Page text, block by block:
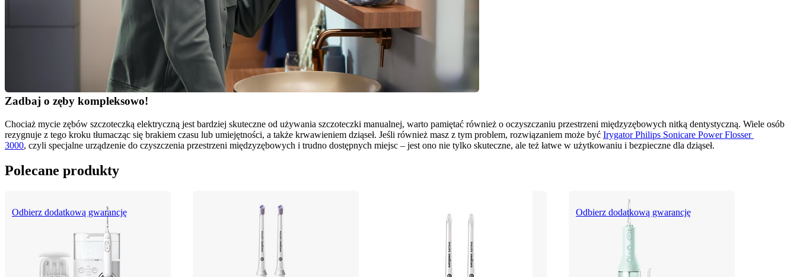
Zadbaj o zęby kompleksowo!
Chociaż mycie zębów szczoteczką elektryczną jest bardziej skuteczne od używania szczoteczki manualnej, warto pamiętać również o oczyszczaniu przestrzeni międzyzębowych nitką dentystyczną. Wiele osób
rezygnuje z tego kroku tłumacząc się brakiem czasu lub umiejętności, a także krwawieniem dziąseł. Jeśli również masz z tym problem, rozwiązaniem może być Irygator Philips Sonicare Power Flosser
3000, czyli specjalne urządzenie do czyszczenia przestrzeni międzyzębowych i trudno dostępnych miejsc – jest ono nie tylko skuteczne, ale też łatwe w użytkowaniu i bezpieczne dla dziąseł.
Polecane produkty
Odbierz dodatkową gwarancję Odbierz dodatkową gwarancję